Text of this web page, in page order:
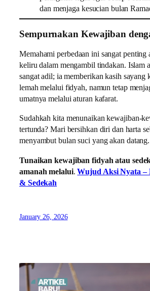
dan menjaga kesucian bulan
Sempurnakan Kewajiban
Memahami perbedaan ini sangat penting
keliru dalam mengambil tindakan. Islam
sangat adil; ia memberikan kasih sayang
lemah melalui fidyah, namun tetap
umatnya melalui aturan kafarat.
Sudahkah kita menunaikan kewajiban-
tertunda? Mari bersihkan diri dan harta
menyambut bulan suci yang akan datang.
Tunaikan kewajiban fidyah atau
amanah melalui.Wujud Aksi Nyata –
& Sedekah
January 26, 2026